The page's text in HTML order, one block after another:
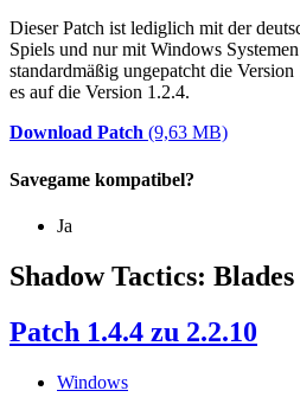
Dieser Patch ist lediglich mit der
Spiels und nur mit Windows
standardmäßig ungepatcht die
es auf die Version 1.2.4.
Download Patch (9,63 MB)
Savegame kompatibel?
Ja
Shadow Tactics:
Patch 1.4.4 zu 2.2.10
Windows